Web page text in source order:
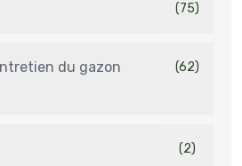
(75)
du gazon
(62)
(2)